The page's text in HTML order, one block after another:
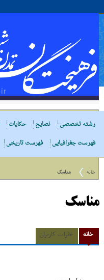
رشته تخصصی
نصایح حکایات
فهرست جغرافیایی
فهرست تاریخی
خانه مناسک
مناسک
خانه نظرات کاربران